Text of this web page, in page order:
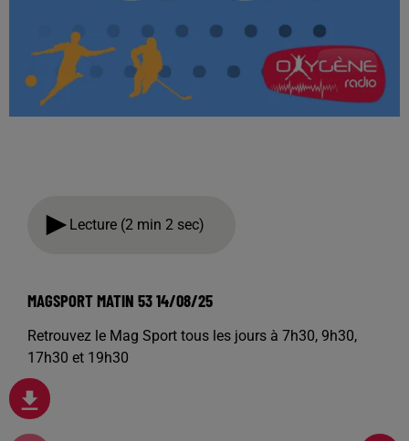
Lecture (2 min 2 sec)
MAGSPORT MATIN 53 14/08/25
Retrouvez le Mag Sport tous les jours à 7h30, 9h30,
17h30 et 19h30